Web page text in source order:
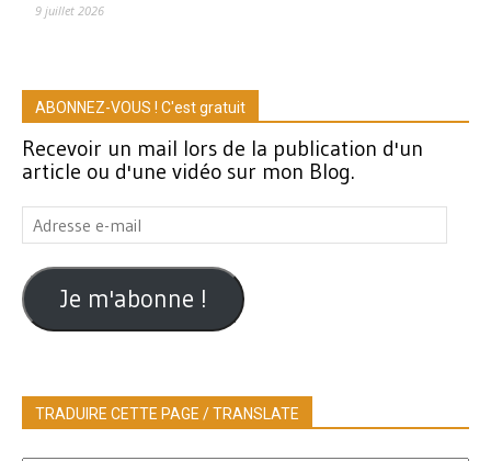
9 juillet 2026
ABONNEZ-VOUS ! C'est gratuit
Recevoir un mail lors de la publication d'un
article ou d'une vidéo sur mon Blog.
Adresse
e-
mail
Je m'abonne !
TRADUIRE CETTE PAGE / TRANSLATE